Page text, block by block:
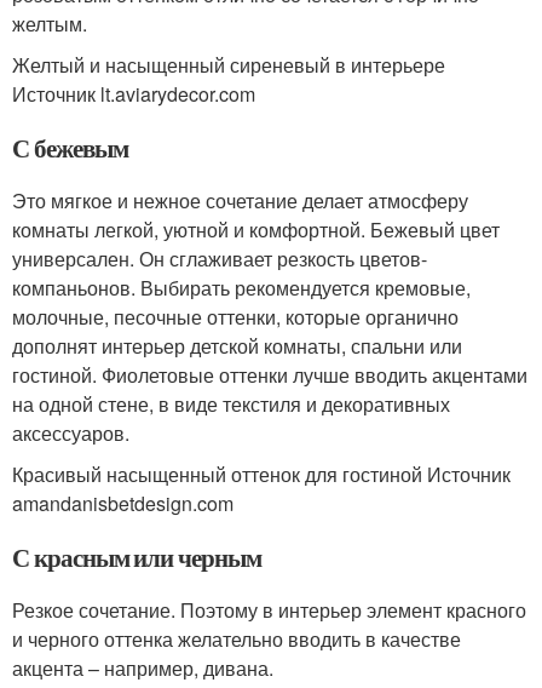
желтым.
Желтый и насыщенный сиреневый в интерьере
Источник lt.aviarydecor.com
С бежевым
Это мягкое и нежное сочетание делает атмосферу
комнаты легкой, уютной и комфортной. Бежевый цвет
универсален. Он сглаживает резкость цветов-
компаньонов. Выбирать рекомендуется кремовые,
молочные, песочные оттенки, которые органично
дополнят интерьер детской комнаты, спальни или
гостиной. Фиолетовые оттенки лучше вводить акцентами
на одной стене, в виде текстиля и декоративных
аксессуаров.
Красивый насыщенный оттенок для гостиной Источник
amandanisbetdesign.com
С красным или черным
Резкое сочетание. Поэтому в интерьер элемент красного
и черного оттенка желательно вводить в качестве
акцента – например, дивана.